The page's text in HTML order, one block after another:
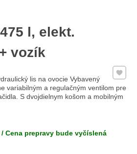
l, elekt.
vozík
lis na ovocie Vybavený
variabilným a regulačným ventilom pre
S dvojdielnym košom a mobilným
Pridať
Cena prepravy bude vyčíslená